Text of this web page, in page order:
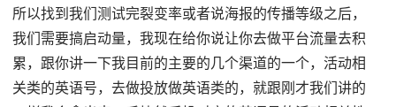
所以找到我们测试完裂变率或者说海报的传播等级之后，
我们需要搞启动量，我现在给你说让你去做平台流量去积
累，跟你讲一下我目前的主要的几个渠道的一个，活动相
关类的英语号，去做投放做英语类的，就跟刚才我们讲的